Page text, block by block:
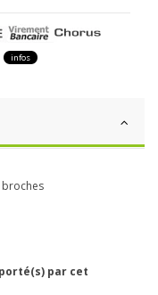
infos
broches
par cet